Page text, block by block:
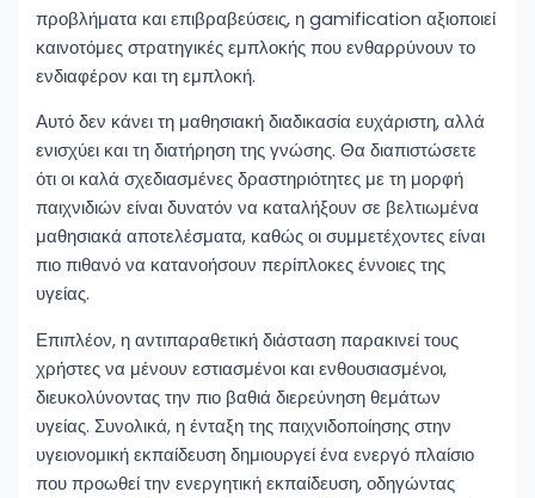
προβλήματα και επιβραβεύσεις, η gamification αξιοποιεί
καινοτόμες στρατηγικές εμπλοκής που ενθαρρύνουν το
ενδιαφέρον και τη εμπλοκή.
Αυτό δεν κάνει τη μαθησιακή διαδικασία ευχάριστη, αλλά
ενισχύει και τη διατήρηση της γνώσης. Θα διαπιστώσετε
ότι οι καλά σχεδιασμένες δραστηριότητες με τη μορφή
παιχνιδιών είναι δυνατόν να καταλήξουν σε βελτιωμένα
μαθησιακά αποτελέσματα, καθώς οι συμμετέχοντες είναι
πιο πιθανό να κατανοήσουν περίπλοκες έννοιες της
υγείας.
Επιπλέον, η αντιπαραθετική διάσταση παρακινεί τους
χρήστες να μένουν εστιασμένοι και ενθουσιασμένοι,
διευκολύνοντας την πιο βαθιά διερεύνηση θεμάτων
υγείας. Συνολικά, η ένταξη της παιχνιδοποίησης στην
υγειονομική εκπαίδευση δημιουργεί ένα ενεργό πλαίσιο
που προωθεί την ενεργητική εκπαίδευση, οδηγώντας